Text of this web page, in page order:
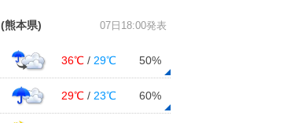
(熊本県) 07日18:00発表
36℃ / 29℃ 50%
29℃ / 23℃ 60%